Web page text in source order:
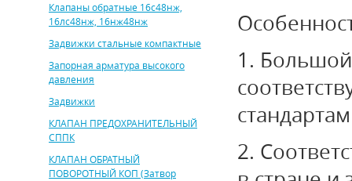
Клапаны обратные 16с48нж,
16лс48нж, 16нж48нж
Задвижки стальные компактные
Запорная арматура высокого
давления
Задвижки
КЛАПАН ПРЕДОХРАНИТЕЛЬНЫЙ
СППК
КЛАПАН ОБРАТНЫЙ
ПОВОРОТНЫЙ КОП (Затвор
1.
2.